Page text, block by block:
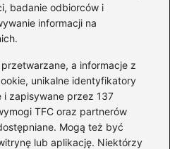
badanie odbiorców i
informacji na
a informacje z
unikalne identyfikatory
zapisywane przez 137
TFC oraz partnerów
Mogą też być
lub aplikację. Niektórzy
prosty sposób
dziecka